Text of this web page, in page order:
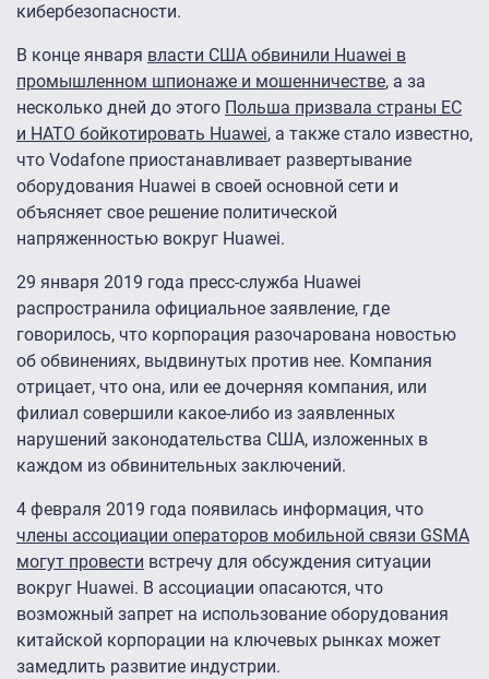
кибербезопасности.
В конце января власти США обвинили Huawei в
промышленном шпионаже и мошенничестве, а за
несколько дней до этого Польша призвала страны ЕС
и НАТО бойкотировать Huawei, а также стало известно,
что Vodafone приостанавливает развертывание
оборудования Huawei в своей основной сети и
объясняет свое решение политической
напряженностью вокруг Huawei.
29 января 2019 года пресс-служба Huawei
распространила официальное заявление, где
говорилось, что корпорация разочарована новостью
об обвинениях, выдвинутых против нее. Компания
отрицает, что она, или ее дочерняя компания, или
филиал совершили какое-либо из заявленных
нарушений законодательства США, изложенных в
каждом из обвинительных заключений.
4 февраля 2019 года появилась информация, что
члены ассоциации операторов мобильной связи GSMA
могут провести встречу для обсуждения ситуации
вокруг Huawei. В ассоциации опасаются, что
возможный запрет на использование оборудования
китайской корпорации на ключевых рынках может
замедлить развитие индустрии.